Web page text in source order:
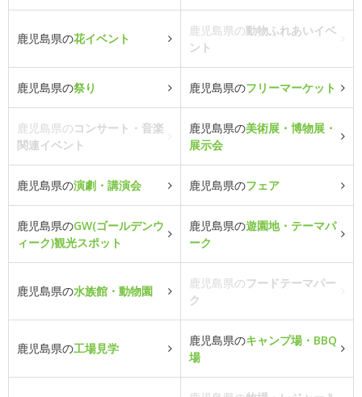
鹿児島県の花イベント
鹿児島県の動物ふれあいイベ
ント
鹿児島県の祭り 鹿児島県のフリーマーケット
鹿児島県のコンサート・音楽
関連イベント
鹿児島県の美術展・博物展・
展示会
鹿児島県の演劇・講演会 鹿児島県のフェア
鹿児島県のGW(ゴールデンウ
ィーク)観光スポット
鹿児島県の遊園地・テーマパ
ーク
鹿児島県の水族館・動物園
鹿児島県のフードテーマパー
ク
鹿児島県の工場見学
鹿児島県のキャンプ場・BBQ
場